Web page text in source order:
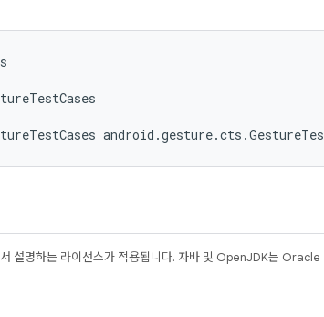
설명하는 라이선스가 적용됩니다. 자바 및 OpenJDK는